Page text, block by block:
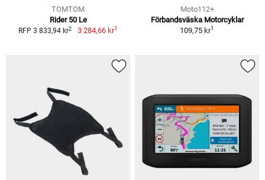
TOMTOM
Rider 50 Le
RFP 3 833,94 kr2 3 284,66 kr1
Moto112+
Förbandsväska Motorcyklar
109,75 kr1